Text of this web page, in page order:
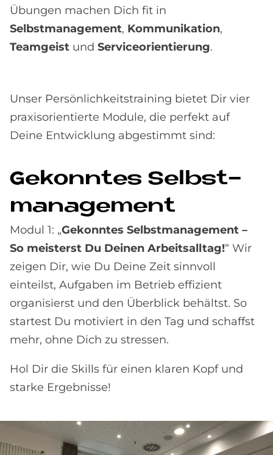
Übungen machen Dich fit in
Selbstmanagement, Kommunikation,
Teamgeist und Serviceorientierung.
Unser Persönlichkeitstraining bietet Dir vier
praxisorientierte Module, die perfekt auf
Deine Entwicklung abgestimmt sind:
Ge­konn­tes Selbst­
ma­nage­ment
Modul 1: „Gekonntes Selbstmanagement –
So meisterst Du Deinen Arbeitsalltag!“ Wir
zeigen Dir, wie Du Deine Zeit sinnvoll
einteilst, Aufgaben im Betrieb effizient
organisierst und den Überblick behältst. So
startest Du motiviert in den Tag und schaffst
mehr, ohne Dich zu stressen.
Hol Dir die Skills für einen klaren Kopf und
starke Ergebnisse!